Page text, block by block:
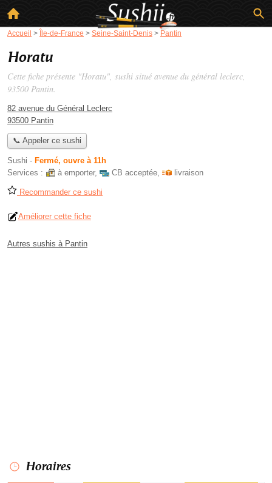
Accueil > Île-de-France > Seine-Saint-Denis > Pantin
Horatu
Cette fiche présente "Horatu", sushi situé avenue du général leclerc,
93500 Pantin.
82 avenue du Général Leclerc
93500 Pantin
📞 Appeler ce sushi
Sushi - Fermé, ouvre à 11h
Services :
à emporter, CB acceptée, livraison
Recommander ce sushi
Améliorer cette fiche
Autres sushis à Pantin
Horaires